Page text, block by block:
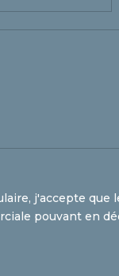
j'accepte
pouvant en